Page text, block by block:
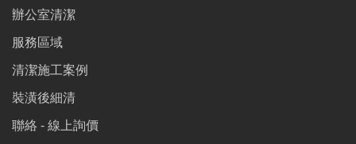
辦公室清潔
服務區域
清潔施工案例
裝潢後細清
聯絡 - 線上詢價